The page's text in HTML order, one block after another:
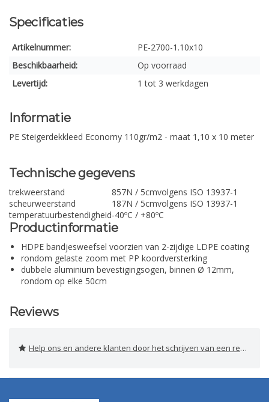
Specificaties
Artikelnummer:
PE-2700-1.10x10
Beschikbaarheid:
Op voorraad
Levertijd:
1 tot 3 werkdagen
Informatie
PE Steigerdekkleed Economy 110gr/m2 - maat 1,10 x 10 meter
Technische gegevens
trekweerstand 857N / 5cmvolgens ISO 13937-1
scheurweerstand
187N / 5cmvolgens ISO 13937-1
temperatuurbestendigheid-40ºC / +80ºC
Productinformatie
HDPE bandjesweefsel voorzien van 2-zijdige LDPE coating
rondom gelaste zoom met PP koordversterking
dubbele aluminium bevestigingsogen, binnen Ø 12mm,
rondom op elke 50cm
Reviews
Help ons en andere klanten door het schrijven van een review